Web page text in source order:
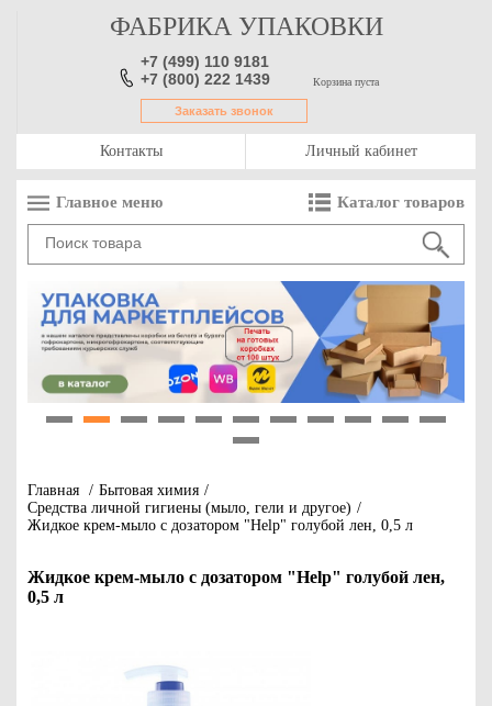
ФАБРИКА УПАКОВКИ
+7 (499) 110 9181
+7 (800) 222 1439
Заказать звонок
Корзина пуста
Контакты Личный кабинет
Главное меню Каталог товаров
Главная / Бытовая химия /
Средства личной гигиены (мыло, гели и другое) /
Жидкое крем-мыло с дозатором "Help" голубой лен, 0,5 л
Жидкое крем-мыло с дозатором "Help" голубой лен,
0,5 л